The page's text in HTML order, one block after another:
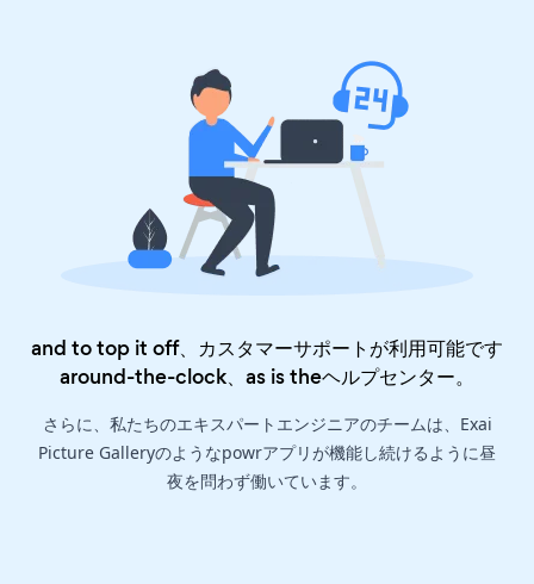
and to top it off、カスタマーサポートが利用可能です
around-the-clock、as is theヘルプセンター。
さらに、私たちのエキスパートエンジニアのチームは、Exai
Picture Galleryのようなpowrアプリが機能し続けるように昼
夜を問わず働いています。